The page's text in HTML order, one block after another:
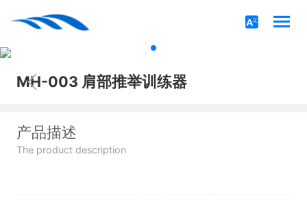
MH-003 肩部推举训练器
产品描述
The product description